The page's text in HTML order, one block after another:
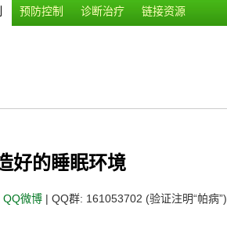
预防控制 诊断治疗 链接资源
好的睡眠环境
QQ微博 | QQ群: 161053702 (验证注明“帕病”)